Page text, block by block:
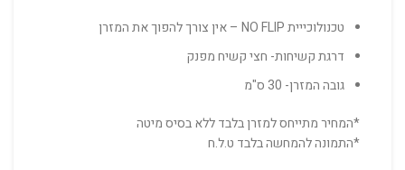
טכנולוכייית NO FLIP – אין צורך להפוך את המזרן
דרגת קשיחות- חצי קשיח מפנק
גובה המזרן- 30 ס"מ
*המחיר מתייחס למזרן בלבד ללא בסיס מיטה
*התמונה להמחשה בלבד ט.ל.ח